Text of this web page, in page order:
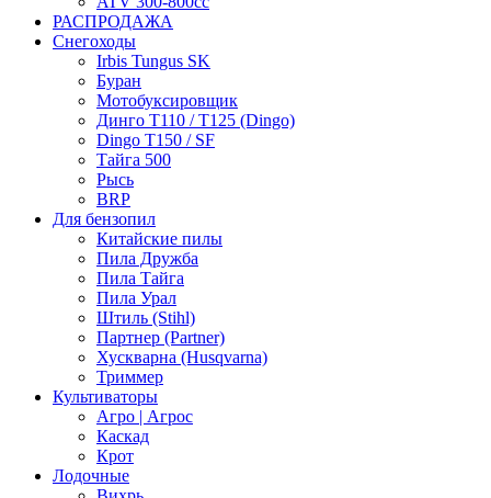
РАСПРОДАЖА
Снегоходы
Irbis Tungus SK
Буран
Мотобуксировщик
Динго T110 / T125 (Dingo)
Dingo T150 / SF
Тайга 500
Рысь
BRP
Для бензопил
Китайские пилы
Пила Дружба
Пила Тайга
Пила Урал
Штиль (Stihl)
Партнер (Partner)
Хускварна (Husqvarna)
Триммер
Культиваторы
Агро | Агрос
Каскад
Крот
Лодочные